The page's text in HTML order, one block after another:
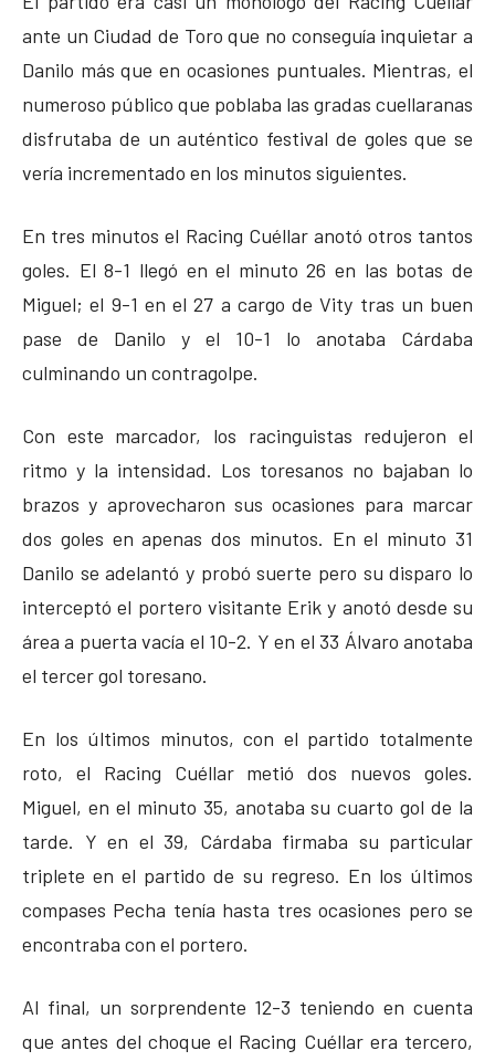
ante un Ciudad de Toro que no conseguía inquietar a
Danilo más que en ocasiones puntuales. Mientras, el
numeroso público que poblaba las gradas cuellaranas
disfrutaba de un auténtico festival de goles que se
vería incrementado en los minutos siguientes.
En tres minutos el Racing Cuéllar anotó otros tantos
goles. El 8-1 llegó en el minuto 26 en las botas de
Miguel; el 9-1 en el 27 a cargo de Vity tras un buen
pase de Danilo y el 10-1 lo anotaba Cárdaba
culminando un contragolpe.
Con este marcador, los racinguistas redujeron el
ritmo y la intensidad. Los toresanos no bajaban lo
brazos y aprovecharon sus ocasiones para marcar
dos goles en apenas dos minutos. En el minuto 31
Danilo se adelantó y probó suerte pero su disparo lo
interceptó el portero visitante Erik y anotó desde su
área a puerta vacía el 10-2. Y en el 33 Álvaro anotaba
el tercer gol toresano.
En los últimos minutos, con el partido totalmente
roto, el Racing Cuéllar metió dos nuevos goles.
Miguel, en el minuto 35, anotaba su cuarto gol de la
tarde. Y en el 39, Cárdaba firmaba su particular
triplete en el partido de su regreso. En los últimos
compases Pecha tenía hasta tres ocasiones pero se
encontraba con el portero.
Al final, un sorprendente 12-3 teniendo en cuenta
que antes del choque el Racing Cuéllar era tercero,